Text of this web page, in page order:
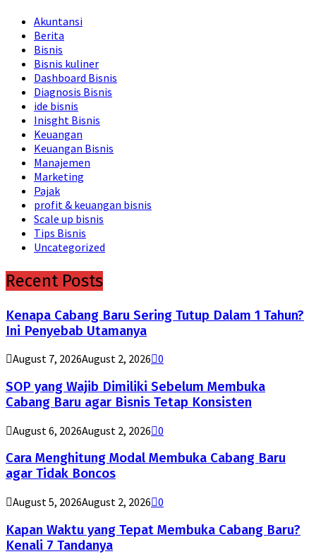
Akuntansi
Berita
Bisnis
Bisnis kuliner
Dashboard Bisnis
Diagnosis Bisnis
ide bisnis
Inisght Bisnis
Keuangan
Keuangan Bisnis
Manajemen
Marketing
Pajak
profit & keuangan bisnis
Scale up bisnis
Tips Bisnis
Uncategorized
Recent Posts
Kenapa Cabang Baru Sering Tutup Dalam 1 Tahun?
Ini Penyebab Utamanya
August 7, 2026August 2, 2026 0
SOP yang Wajib Dimiliki Sebelum Membuka
Cabang Baru agar Bisnis Tetap Konsisten
August 6, 2026August 2, 2026 0
Cara Menghitung Modal Membuka Cabang Baru
agar Tidak Boncos
August 5, 2026August 2, 2026 0
Kapan Waktu yang Tepat Membuka Cabang Baru?
Kenali 7 Tandanya